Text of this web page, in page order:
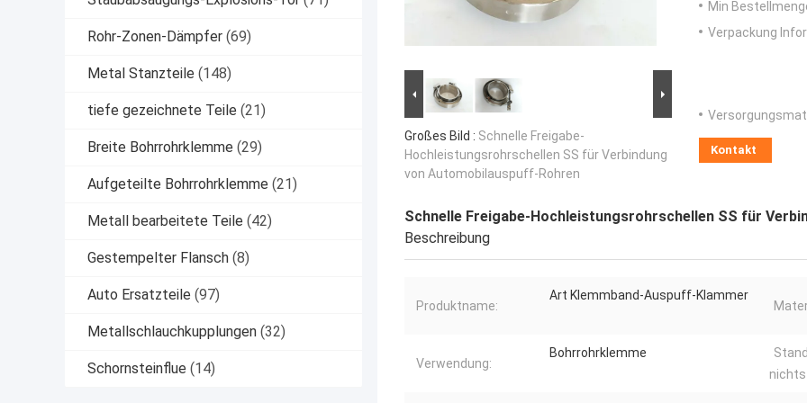
Rohr-Zonen-Dämpfer (69)
Metal Stanzteile (148)
tiefe gezeichnete Teile (21)
Breite Bohrrohrklemme (29)
Aufgeteilte Bohrrohrklemme (21)
Metall bearbeitete Teile (42)
Gestempelter Flansch (8)
Auto Ersatzteile (97)
Metallschlauchkupplungen (32)
Schornsteinflue (14)
Großes Bild : Schnelle Freigabe-
Hochleistungsrohrschellen SS für Verbindung
von Automobilauspuff-Rohren
Min
Verpackung
Kontakt
Schnelle Freigabe-Hochleistungsrohrschellen SS für
Beschreibung
Produktname:
Art Klemmband-Auspuff-Klammer
Verwendung:
Bohrrohrklemme